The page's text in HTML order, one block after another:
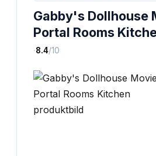
Gabby's Dollhouse
Portal Rooms
·8.4/10